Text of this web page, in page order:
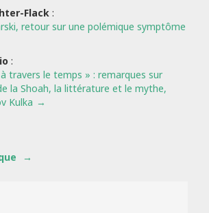
Flack :
retour sur une polémique symptôme
:
travers le temps » : remarques sur
la Shoah, la littérature et le mythe,
Kulka